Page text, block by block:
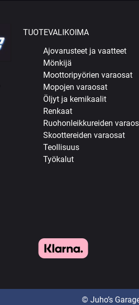
TUOTEVALIKOIMA
Ajovarusteet ja vaatteet
Mönkijä
Moottoripyörien varaosat
Mopojen varaosat
Öljyt ja kemikaalit
Renkaat
Ruohonleikkureiden
Skoottereiden varaosat
Teollisuus
Työkalut
© Juho’s